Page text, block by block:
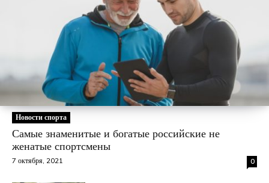
Новости спорта
Самые знаменитые и богатые российские не
женатые спортсмены
7 октября, 2021 0